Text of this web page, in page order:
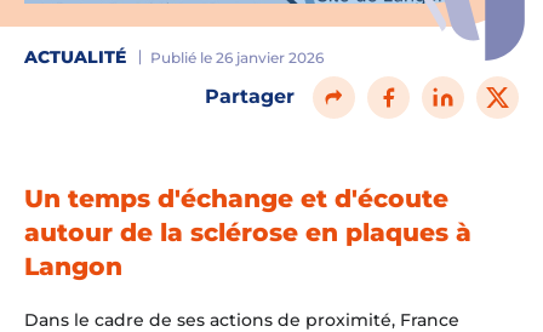
ACTUALITÉ Publié le 26 janvier 2026
Partager
Un temps d'échange et d'écoute
autour de la sclérose en plaques à
Langon
Dans le cadre de ses actions de proximité, France